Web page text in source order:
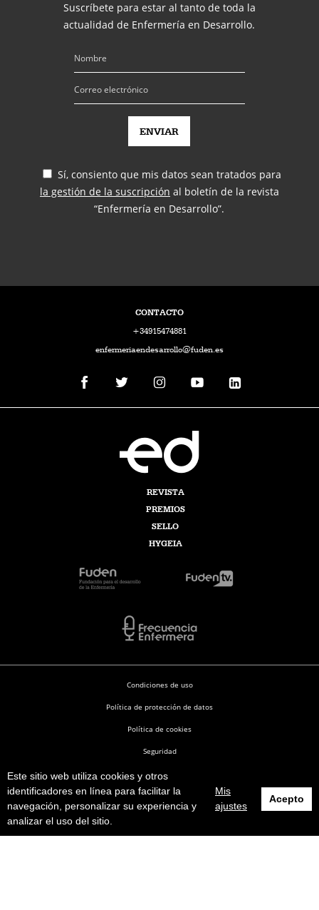
Este sitio web utiliza cookies y otros
identificadores en línea para facilitar la
navegación, personalizar su experiencia y
analizar el uso del sitio.
Mis
ajustes
Acepto
Suscríbete para estar al tanto de toda la
actualidad de Enfermería en Desarrollo.
Sí, consiento que mis datos sean tratados para
la gestión de la suscripción al boletín de la revista
“Enfermería en Desarrollo”.
CONTACTO
+34915474881
enfermeriaendesarrollo@fuden.es
REVISTA
PREMIOS
SELLO
HYGEIA
Enfermería en Desarrollo © 2026
Condiciones de uso
Política de protección de datos
Política de cookies
Seguridad